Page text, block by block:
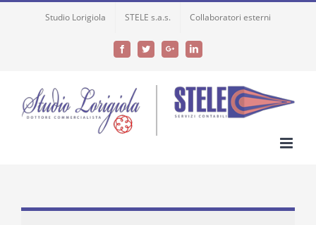
Studio Lorigiola STELE s.a.s. Collaboratori esterni
FacebookTwitterGoogle+LinkedIn